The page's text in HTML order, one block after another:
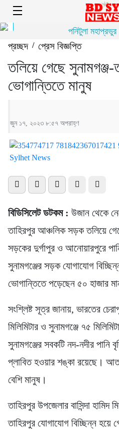
পনিটুলা
প্রচ্ছদ/ প্রেস বিজ্ঞপ্তি
তলিয়ে গেছে
ভোগান্তিতে মানুষ
জুন ১৭, ২০২৩ ৮:৫৭ অপরাহ্ণ
বিডিসিলেট ডটকম : উজান থেকে
তাহিরপুর আঞ্চলিক সড়ক তলিয়ে
সড়কের দুর্গাপুর ও আনোয়ারপুরে
সুনামগঞ্জের সড়ক যোগাযোগ
ভোগান্তিতে পড়েছেন ৫০ হাজার
সংশ্লিষ্ট সূত্র জানায়, ভারতের
মিলিমিটার ও সুনামগঞ্জে ৭৫
সুনামগঞ্জের সবকটি নদ-নদীর পানি
প্লাবিত হওয়ার শঙ্কা রয়েছে।
বেশি মানুষ।
তাহিরপুর উপজেলার বাসিন্দা হামিদ
তাহিরপুর যোগাযোগ বিচ্ছিন্ন